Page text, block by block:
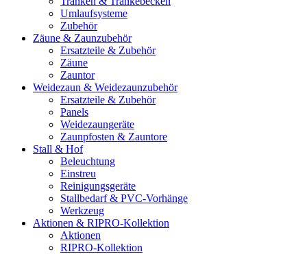
Umlaufsysteme
Zubehör
Zäune & Zaunzubehör
Ersatzteile & Zubehör
Zäune
Zauntor
Weidezaun & Weidezaunzubehör
Ersatzteile & Zubehör
Panels
Weidezaungeräte
Zaunpfosten & Zauntore
Stall & Hof
Beleuchtung
Einstreu
Reinigungsgeräte
Stallbedarf & PVC-Vorhänge
Werkzeug
Aktionen & RIPRO-Kollektion
Aktionen
RIPRO-Kollektion